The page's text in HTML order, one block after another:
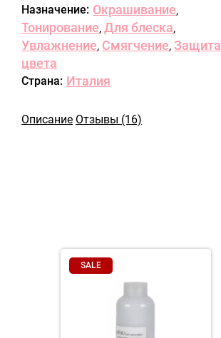
Назначение: Окрашивание,
Тонирование, Для блеска,
Увлажнение, Смягчение, Защита
цвета
Страна: Италия
Описание Отзывы (16)
SALE